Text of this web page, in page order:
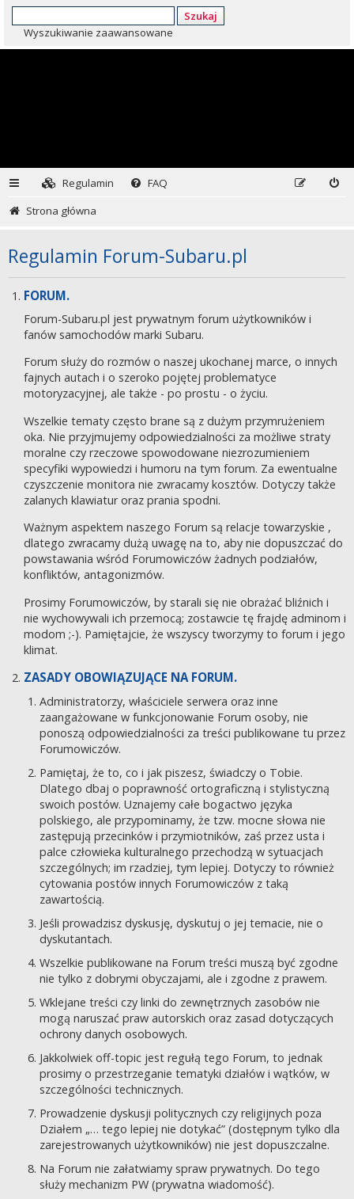
Szukaj
Wyszukiwanie zaawansowane
Regulamin
FAQ
Strona główna
Regulamin Forum-Subaru.pl
FORUM.
Forum-Subaru.pl jest prywatnym forum użytkowników i
fanów samochodów marki Subaru.
Forum służy do rozmów o naszej ukochanej marce, o innych
fajnych autach i o szeroko pojętej problematyce
motoryzacyjnej, ale także - po prostu - o życiu.
Wszelkie tematy często brane są z dużym przymrużeniem
oka. Nie przyjmujemy odpowiedzialności za możliwe straty
moralne czy rzeczowe spowodowane niezrozumieniem
specyfiki wypowiedzi i humoru na tym forum. Za ewentualne
czyszczenie monitora nie zwracamy kosztów. Dotyczy także
zalanych klawiatur oraz prania spodni.
Ważnym aspektem naszego Forum są relacje towarzyskie ,
dlatego zwracamy dużą uwagę na to, aby nie dopuszczać do
powstawania wśród Forumowiczów żadnych podziałów,
konfliktów, antagonizmów.
Prosimy Forumowiczów, by starali się nie obrażać bliźnich i
nie wychowywali ich przemocą; zostawcie tę frajdę adminom i
modom ;-). Pamiętajcie, że wszyscy tworzymy to forum i jego
klimat.
ZASADY OBOWIĄZUJĄCE NA FORUM.
Administratorzy, właściciele serwera oraz inne
zaangażowane w funkcjonowanie Forum osoby, nie
ponoszą odpowiedzialności za treści publikowane tu przez
Forumowiczów.
Pamiętaj, że to, co i jak piszesz, świadczy o Tobie.
Dlatego dbaj o poprawność ortograficzną i stylistyczną
swoich postów. Uznajemy całe bogactwo języka
polskiego, ale przypominamy, że tzw. mocne słowa nie
zastępują przecinków i przymiotników, zaś przez usta i
palce człowieka kulturalnego przechodzą w sytuacjach
szczególnych; im rzadziej, tym lepiej. Dotyczy to również
cytowania postów innych Forumowiczów z taką
zawartością.
Jeśli prowadzisz dyskusję, dyskutuj o jej temacie, nie o
dyskutantach.
Wszelkie publikowane na Forum treści muszą być zgodne
nie tylko z dobrymi obyczajami, ale i zgodne z prawem.
Wklejane treści czy linki do zewnętrznych zasobów nie
mogą naruszać praw autorskich oraz zasad dotyczących
ochrony danych osobowych.
Jakkolwiek off-topic jest regułą tego Forum, to jednak
prosimy o przestrzeganie tematyki działów i wątków, w
szczególności technicznych.
Prowadzenie dyskusji politycznych czy religijnych poza
Działem „… tego lepiej nie dotykać” (dostępnym tylko dla
zarejestrowanych użytkowników) nie jest dopuszczalne.
Na Forum nie załatwiamy spraw prywatnych. Do tego
służy mechanizm PW (prywatna wiadomość).